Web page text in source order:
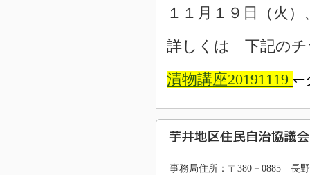
１１月１９日（火
詳しくは 下記の
漬物講座20191119 ↽
事務局住所：〒380－0885 長